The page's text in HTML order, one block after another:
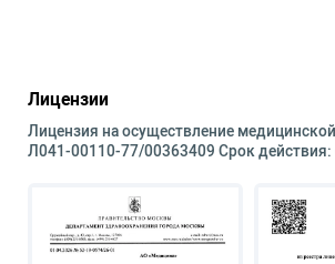
Лицензии
Лицензия на осуществление
Л041-00110-77/00363409 Срок действия: